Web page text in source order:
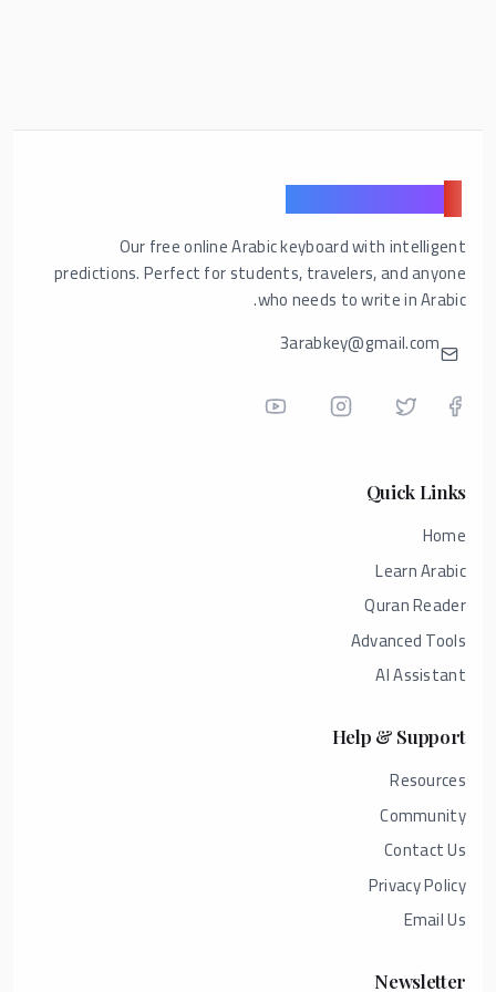
ع
Our free online Arabic keyboard with intelligent
predictions. Perfect for students, travelers, and anyone
who needs to write in Arabic.
3arabkey@gmail.com
Quick Links
Home
Learn Arabic
Quran Reader
Advanced Tools
AI Assistant
Help & Support
Resources
Community
Contact Us
Privacy Policy
Email Us
Newsletter